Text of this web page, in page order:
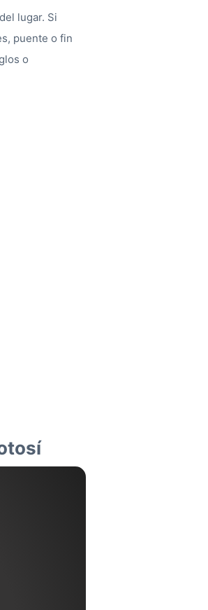
lugar. Si
puente o fin
o